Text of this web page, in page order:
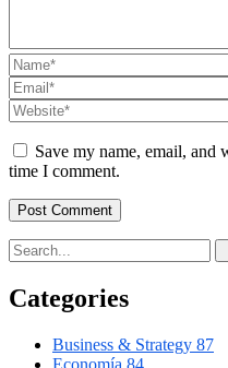
Save my name, email, and
time I comment.
Categories
Business & Strategy 87